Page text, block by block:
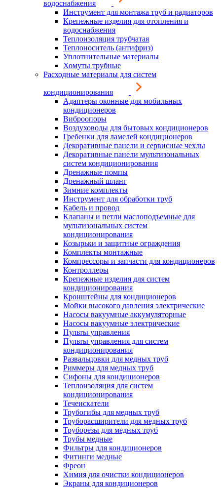
водоснабжения
Инструмент для монтажа труб и радиаторов
Крепежные изделия для отопления и
водоснабжения
Теплоизоляция трубчатая
Теплоноситель (антифриз)
Уплотнительные материалы
Хомуты трубные
Расходные материалы для систем
кондиционирования
Адаптеры оконные для мобильных
кондиционеров
Виброопоры
Воздуховоды для бытовых кондиционеров
Гребенки для ламелей кондиционеров
Декоративные панели и сервисные чехлы
Декоративные панели мультизональных
систем кондиционирования
Дренажные помпы
Дренажный шланг
Зимние комплекты
Инструмент для обработки труб
Кабель и провод
Клапаны и петли маслоподъемные для
мультизональных систем
кондиционирования
Козырьки и защитные ограждения
Комплекты монтажные
Компрессоры и запчасти для кондиционеров
Контроллеры
Крепежные изделия для систем
кондиционирования
Кронштейны для кондиционеров
Мойки высокого давления электрические
Насосы вакуумные аккумуляторные
Насосы вакуумные электрические
Пульты управления
Пульты управления для систем
кондиционирования
Развальцовки для медных труб
Риммеры для медных труб
Сифоны для кондиционеров
Теплоизоляция для систем
кондиционирования
Течеискатели
Трубогибы для медных труб
Труборасширители для медных труб
Труборезы для медных труб
Трубы медные
Фильтры для кондиционеров
Фитинги медные
Фреон
Химия для очистки кондиционеров
Экраны для кондиционеров